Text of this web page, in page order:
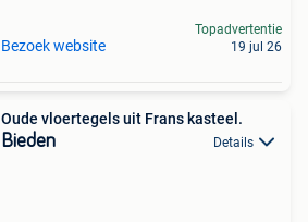
Bezoek website
Topadvertentie
19 jul 26
Oude vloertegels uit Frans kasteel.
Bieden Details